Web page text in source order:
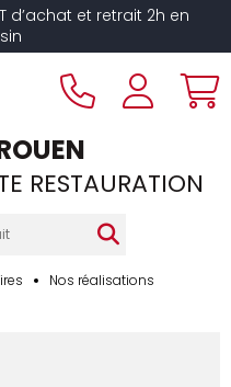
d’achat et retrait 2h en
RESTAURATION
Nos réalisations